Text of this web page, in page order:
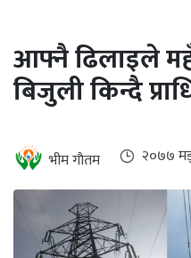
खबर
हरित
इभी
सम्पादकीय
बैंक
आफ्नै ढिलाइले
बिजुली किन्दै
भीम गाैतम २०७७